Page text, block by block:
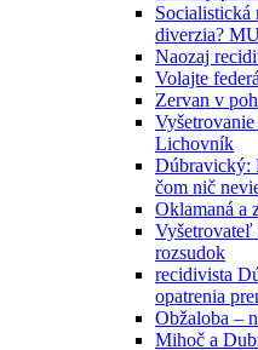
Socialistická
diverzia?
Naozaj
Volajte
Zervan v
Lichovník
Dúbravický:
čom nič
Oklamaná a
Vyšetrovateľ
rozsudok
recidivista
opatrenia
Obžaloba –
Mihoč a